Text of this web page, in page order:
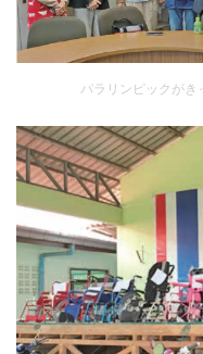
パラリンピックがき